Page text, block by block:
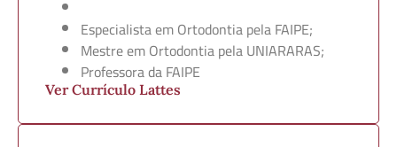
Especialista em Ortodontia pela FAIPE;
Mestre em Ortodontia pela UNIARARAS;
Professora da FAIPE
Ver Currículo Lattes